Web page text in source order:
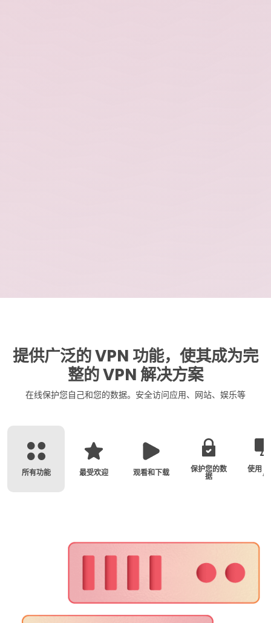
提供广泛的 VPN 功能，使其成为完
整的 VPN 解决方案
在线保护您自己和您的数据。安全访问应用、网站、娱乐等
所有功能 最受欢迎 观看和下载 保护您的数
据
使用 5
备